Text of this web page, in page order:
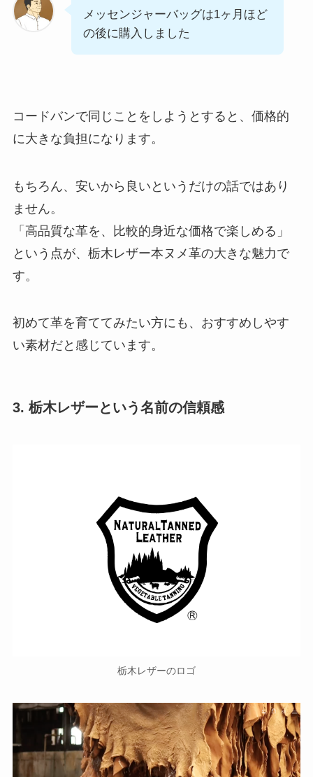
メッセンジャーバッグは1ヶ月ほど
の後に購入しました
コードバンで同じことをしようとすると、価格的
に大きな負担になります。
もちろん、安いから良いというだけの話ではあり
ません。
「高品質な革を、比較的身近な価格で楽しめる」
という点が、栃木レザー本ヌメ革の大きな魅力で
す。
初めて革を育ててみたい方にも、おすすめしやす
い素材だと感じています。
3. 栃木レザーという名前の信頼感
栃木レザーのロゴ